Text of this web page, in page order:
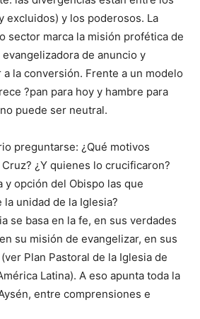
excluidos) y los poderosos. La
sector marca la misión profética de
de anuncio y
la conversión. Frente a un modelo
?pan para hoy y hambre para
puede ser neutral.
preguntarse: ¿Qué motivos
¿Y quienes lo crucificaron?
y opción del Obispo las que
unidad de la Iglesia?
se basa en la fe, en sus verdades
su misión de evangelizar, en sus
Plan Pastoral de la Iglesia de
Latina). A eso apunta toda la
entre comprensiones e